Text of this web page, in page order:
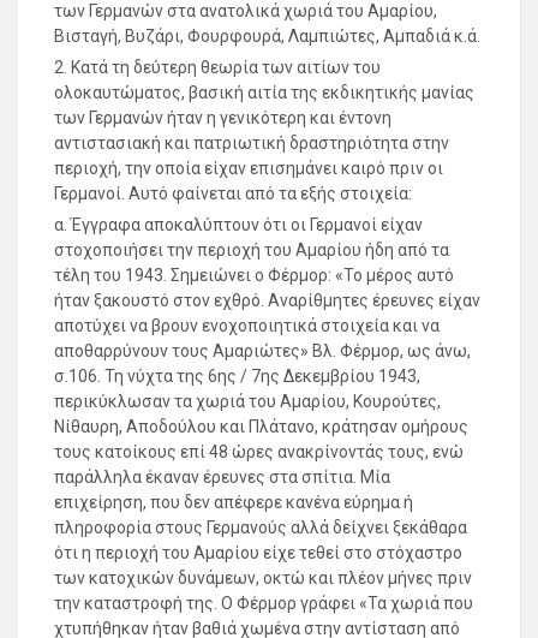
των Γερμανών στα ανατολικά χωριά του Αμαρίου,
Βισταγή, Βυζάρι, Φουρφουρά, Λαμπιώτες, Αμπαδιά κ.ά.
2. Κατά τη δεύτερη θεωρία των αιτίων του
ολοκαυτώματος, βασική αιτία της εκδικητικής μανίας
των Γερμανών ήταν η γενικότερη και έντονη
αντιστασιακή και πατριωτική δραστηριότητα στην
περιοχή, την οποία είχαν επισημάνει καιρό πριν οι
Γερμανοί. Αυτό φαίνεται από τα εξής στοιχεία:
α. Έγγραφα αποκαλύπτουν ότι οι Γερμανοί είχαν
στοχοποιήσει την περιοχή του Αμαρίου ήδη από τα
τέλη του 1943. Σημειώνει ο Φέρμορ: «Το μέρος αυτό
ήταν ξακουστό στον εχθρό. Αναρίθμητες έρευνες είχαν
αποτύχει να βρουν ενοχοποιητικά στοιχεία και να
αποθαρρύνουν τους Αμαριώτες» Βλ. Φέρμορ, ως άνω,
σ.106. Τη νύχτα της 6ης / 7ης Δεκεμβρίου 1943,
περικύκλωσαν τα χωριά του Αμαρίου, Κουρούτες,
Νίθαυρη, Αποδούλου και Πλάτανο, κράτησαν ομήρους
τους κατοίκους επί 48 ώρες ανακρίνοντάς τους, ενώ
παράλληλα έκαναν έρευνες στα σπίτια. Μία
επιχείρηση, που δεν απέφερε κανένα εύρημα ή
πληροφορία στους Γερμανούς αλλά δείχνει ξεκάθαρα
ότι η περιοχή του Αμαρίου είχε τεθεί στο στόχαστρο
των κατοχικών δυνάμεων, οκτώ και πλέον μήνες πριν
την καταστροφή της. Ο Φέρμορ γράφει «Τα χωριά που
χτυπήθηκαν ήταν βαθιά χωμένα στην αντίσταση από